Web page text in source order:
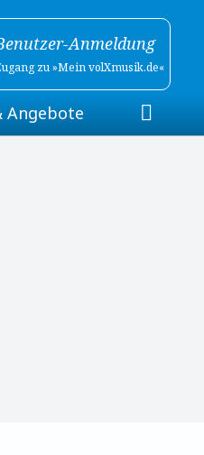
Anmeldung
zu »Mein volXmusik.de«
Angebote